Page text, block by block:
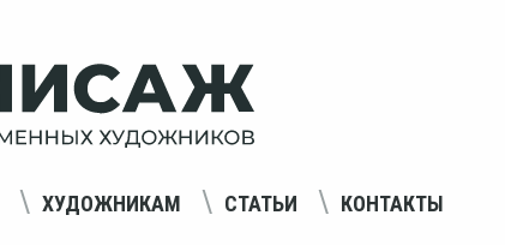
ХУДОЖНИКАМ СТАТЬИ КОНТАКТЫ